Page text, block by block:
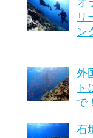
リ
ン
外
ト
で
石